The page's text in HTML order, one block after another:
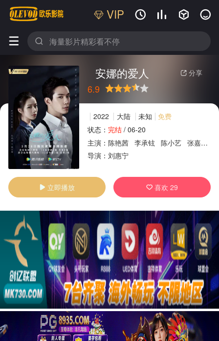
VIP    
 
 分享
安娜的爱人
6.9
很差较差还行推荐力荐
2022 大陆 未知
免费
状态： 完结/ 06-20
主演： 陈艳茜 李承铉 陈小艺 张嘉益
导演： 刘惠宁
 立即播放  喜欢29
广告